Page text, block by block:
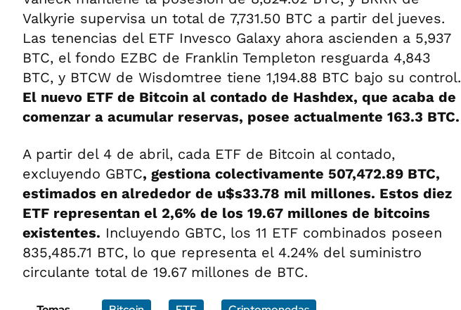
Valkyrie supervisa un total de 7,731.50 BTC a partir del jueves.
Las tenencias del ETF Invesco Galaxy ahora ascienden a 5,937
BTC, el fondo EZBC de Franklin Templeton resguarda 4,843
BTC, y BTCW de Wisdomtree tiene 1,194.88 BTC bajo su control.
El nuevo ETF de Bitcoin al contado de Hashdex, que acaba de
comenzar a acumular reservas, posee actualmente 163.3 BTC.
A partir del 4 de abril, cada ETF de Bitcoin al contado,
excluyendo GBTC, gestiona colectivamente 507,472.89 BTC,
estimados en alrededor de u$s33.78 mil millones. Estos diez
ETF representan el 2,6% de los 19.67 millones de bitcoins
existentes. Incluyendo GBTC, los 11 ETF combinados poseen
835,485.71 BTC, lo que representa el 4.24% del suministro
circulante total de 19.67 millones de BTC.